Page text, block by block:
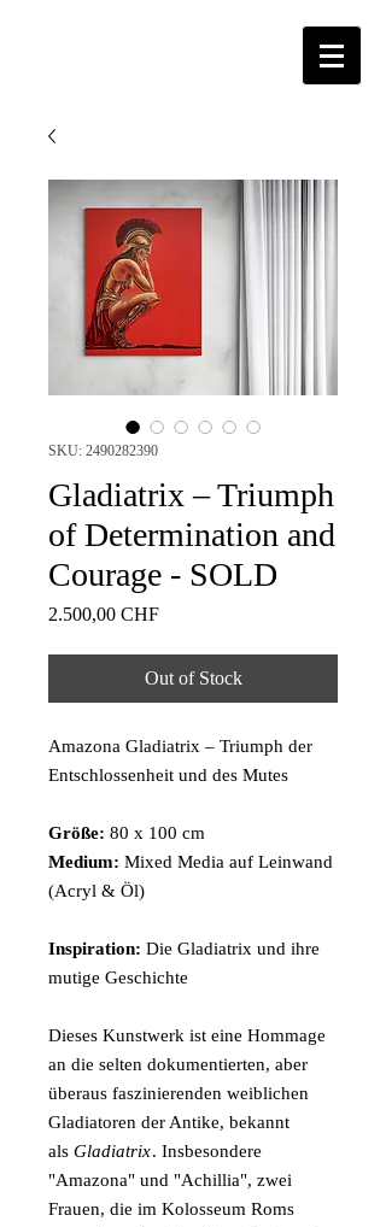
SKU: 2490282390
Gladiatrix – Triumph
of Determination and
Courage - SOLD
2.500,00 CHFPrice
Out of Stock
Amazona Gladiatrix – Triumph der
Entschlossenheit und des Mutes
Größe: 80 x 100 cm
Medium: Mixed Media auf Leinwand
(Acryl & Öl)
Inspiration: Die Gladiatrix und ihre
mutige Geschichte
Dieses Kunstwerk ist eine Hommage
an die selten dokumentierten, aber
überaus faszinierenden weiblichen
Gladiatoren der Antike, bekannt
als Gladiatrix. Insbesondere
"Amazona" und "Achillia", zwei
Frauen, die im Kolosseum Roms